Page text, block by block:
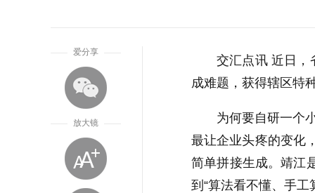
爱分享
放大镜
交汇点讯 近日，
成难题，获得辖区特
为何要自研一个
最让企业头疼的变化
简单拼接生成。靖江
到“算法看不懂、手工